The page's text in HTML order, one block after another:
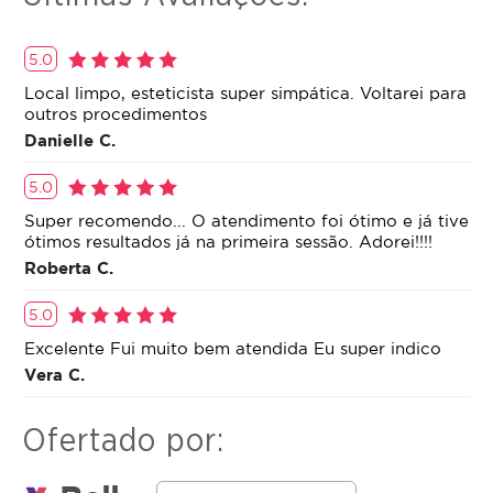
5.0
Local limpo, esteticista super simpática. Voltarei para
outros procedimentos
Danielle C.
5.0
Super recomendo... O atendimento foi ótimo e já tive
ótimos resultados já na primeira sessão. Adorei!!!!
Roberta C.
5.0
Excelente Fui muito bem atendida Eu super indico
Vera C.
Ofertado por: